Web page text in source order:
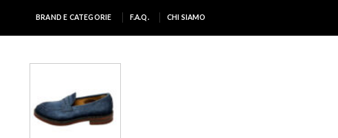
BRAND E CATEGORIE F.A.Q. CHI SIAMO